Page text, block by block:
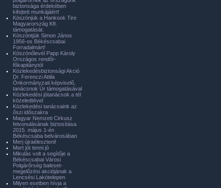
biztonsága érdekében
kifejtett munkájáért!
Köszönjük a Hankook Tire
Magyarország Kft.
támogatását.
Köszöntjük Simon János
1956-os Békéscsabai
Forradalmárt!
Köszönőlevél Papp Károly
Országos rendőr-
főkapitánytól
Közlekedésbiztonsági Akció
Dr. Ferenczi Attila
Önkormányzati képviselő,
tanácsnok Úr támogatásával
Közlekedési jótanácsok a tél
közeledtével
Közlekedési tanácsaink az
őszi időszakra
Magyar Nemzeti Cirkusz
felvonulásának biztosítása
2015. május 1-én
Békéscsaba belvárosában
Merj újraéleszteni!
Mert jót tenni jó
Mikulás volt a segítője a
Békéscsabai Városi
Polgárőrség baleset-
megelőzési akciójának a
Lencsési Lakótelepen
Milyen esetben hívja a